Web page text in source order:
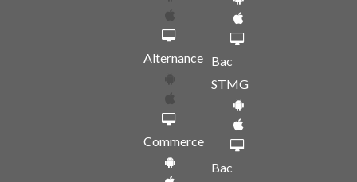
Alternance
Commerce
Bac
STMG
Bac